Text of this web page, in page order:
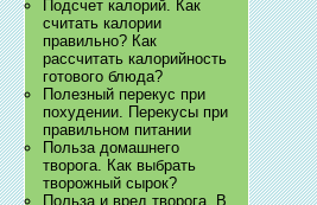
Подсчет калорий. Как
считать калории
правильно? Как
рассчитать калорийность
готового блюда?
Полезный перекус при
похудении. Перекусы при
правильном питании
Польза домашнего
творога. Как выбрать
творожный сырок?
Польза и вред творога. В